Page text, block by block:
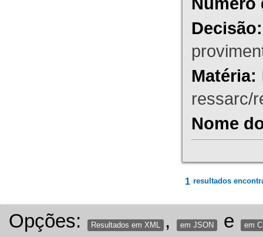
Decisão:
Matéria:
ressarc/
Nome
1 resultados
Opções: Resultados em XML , em JSON e em